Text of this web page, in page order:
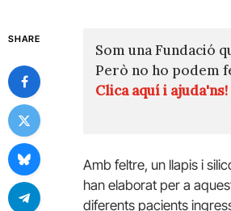
SHARE
Som una Fundació
Però no ho podem
Clica aquí i ajuda'ns!
Amb feltre, un llapis i
han elaborat per a
diferents pacients